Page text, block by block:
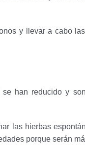
y llevar a cabo
han reducido y
las hierbas
porque serán